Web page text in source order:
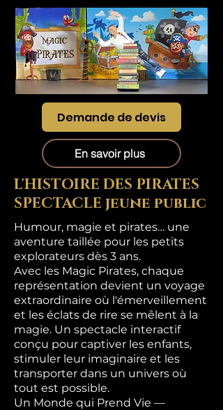
Demande de devis
En savoir plus
L'HISTOIRE DES PIRATES
SPECTACLE jeune public
Humour, magie et pirates… une
aventure taillée pour les petits
explorateurs dès 3 ans.
Avec les Magic Pirates, chaque
représentation devient un voyage
extraordinaire où l'émerveillement
et les éclats de rire se mêlent à la
magie. Un spectacle interactif
conçu pour captiver les enfants,
stimuler leur imaginaire et les
transporter dans un univers où
tout est possible.
Un Monde qui Prend Vie —